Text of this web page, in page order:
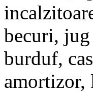
becuri,
burduf,
amortizor,